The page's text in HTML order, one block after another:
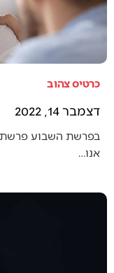
כרטיס צהוב
דצמבר 14, 2022
בפרשת השבוע פרשת
אנו…